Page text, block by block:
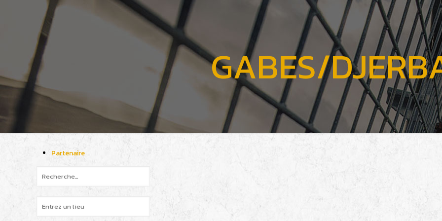
GABES/
Partenaire